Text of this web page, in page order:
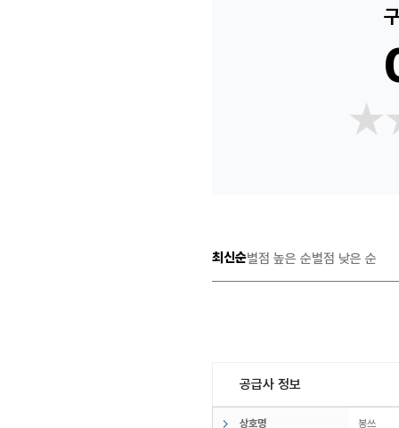
최신순별점 높은 순별점 낮은 순
공급사 정보
상호명 봉쓰